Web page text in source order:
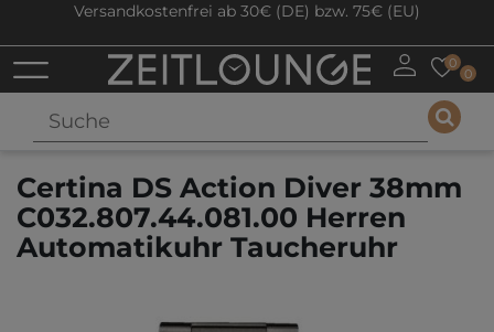
Versandkostenfrei ab 30€ (DE) bzw. 75€ (EU)
0
0
Certina DS Action Diver 38mm
C032.807.44.081.00 Herren
Automatikuhr Taucheruhr